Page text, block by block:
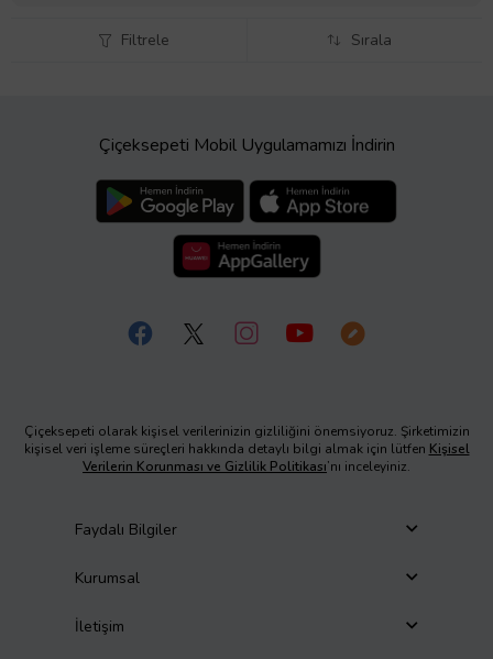
Filtrele Sırala
Çiçeksepeti Mobil Uygulamamızı İndirin
Çiçeksepeti olarak kişisel verilerinizin gizliliğini önemsiyoruz. Şirketimizin
kişisel veri işleme süreçleri hakkında detaylı bilgi almak için lütfen Kişisel
Verilerin Korunması ve Gizlilik Politikası’nı inceleyiniz.
Faydalı Bilgiler
Kurumsal
İletişim